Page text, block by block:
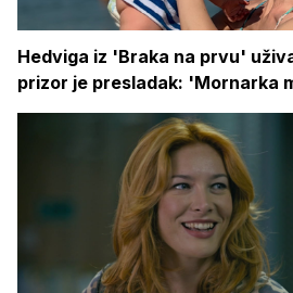
Hedviga iz 'Braka na prvu'
prizor je presladak: 'Mornarka